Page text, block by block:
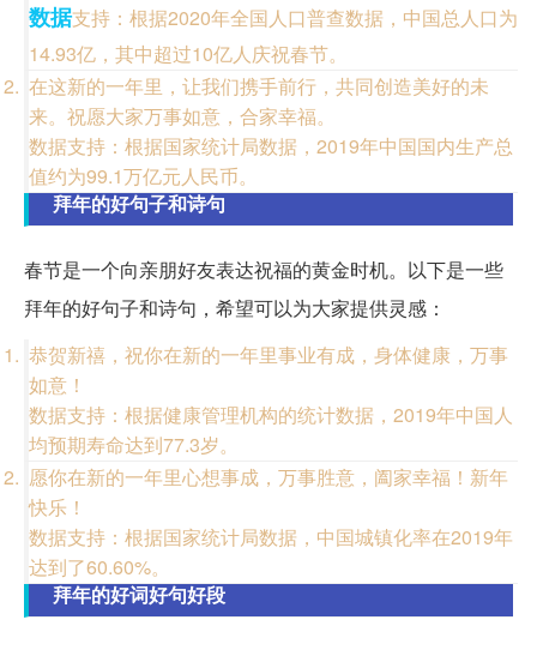
数据支持：根据2020年全国人口普查数据，中国总人口为
14.93亿，其中超过10亿人庆祝春节。
在这新的一年里，让我们携手前行，共同创造美好的未
来。祝愿大家万事如意，合家幸福。
数据支持：根据国家统计局数据，2019年中国国内生产总
值约为99.1万亿元人民币。
拜年的好句子和诗句
春节是一个向亲朋好友表达祝福的黄金时机。以下是一些
拜年的好句子和诗句，希望可以为大家提供灵感：
恭贺新禧，祝你在新的一年里事业有成，身体健康，万事
如意！
数据支持：根据健康管理机构的统计数据，2019年中国人
均预期寿命达到77.3岁。
愿你在新的一年里心想事成，万事胜意，阖家幸福！新年
快乐！
数据支持：根据国家统计局数据，中国城镇化率在2019年
达到了60.60%。
拜年的好词好句好段